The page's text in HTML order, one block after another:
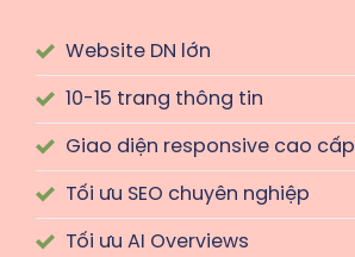
Website DN lớn
10-15 trang thông tin
Giao diện responsive cao cấp
Tối ưu SEO chuyên nghiệp
Tối ưu AI Overviews